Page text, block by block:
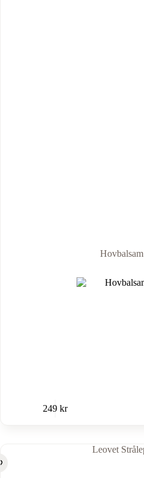
Hovbalsam
249 kr